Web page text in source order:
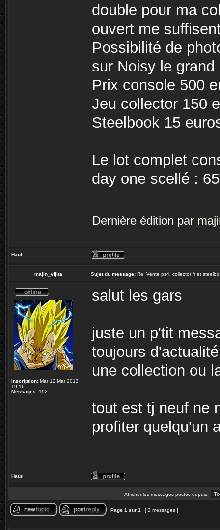
double pour ma
ouvert me
Possibilité de
sur Noisy le grand
Prix console 500
Jeu collector 150
Steelbook 15
Le lot complet
day one scellé :
Dernière édition par
Haut
majin_vijita Sujet du message: Re: Vente ps4, collector fr et
Inscription: Mar 12 Mar 2013
19:16
Messages: 192
salut les gars
juste un p'tit
toujours
une collection ou
tout est tj neuf ne
profiter quelqu'un
Haut
Afficher les messages postés depuis:
Page 1 sur 1 [ 2 messages ]